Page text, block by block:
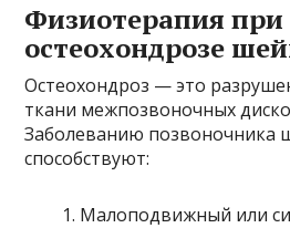
Физиотерапия при
остеохондрозе
Остеохондроз — это
ткани межпозвоночных
Заболеванию позвоночника
способствуют:
Малоподвижный или